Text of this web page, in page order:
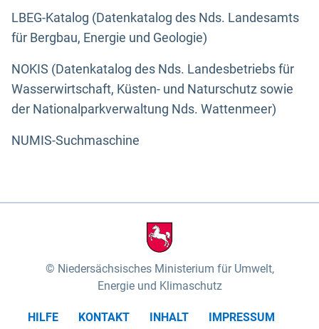
LBEG-Katalog (Datenkatalog des Nds. Landesamts
für Bergbau, Energie und Geologie)
NOKIS (Datenkatalog des Nds. Landesbetriebs für
Wasserwirtschaft, Küsten- und Naturschutz sowie
der Nationalparkverwaltung Nds. Wattenmeer)
NUMIS-Suchmaschine
Niedersächsisches Ministerium für Umwelt,
Energie und Klimaschutz
HILFE KONTAKT INHALT
IMPRESSUM